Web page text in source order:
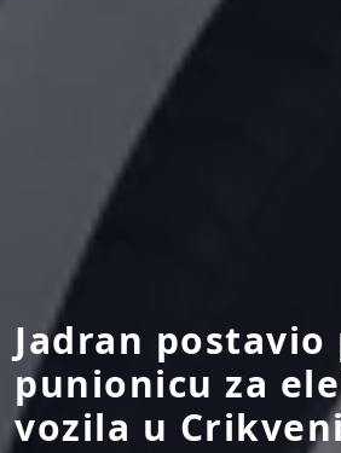
Jadran postavio
punionicu za
vozila u